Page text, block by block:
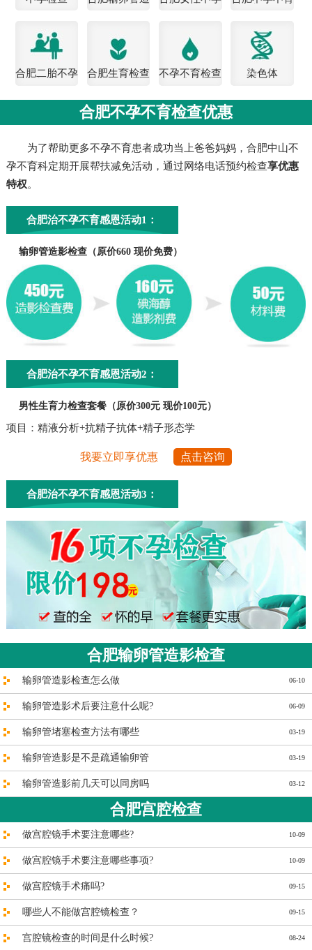
合肥二胎不孕
合肥生育检查
不孕不育检查
染色体
合肥不孕不育检查优惠
为了帮助更多不孕不育患者成功当上爸爸妈妈，合肥中山不
孕不育科定期开展帮扶减免活动，通过网络电话预约检查享优惠
特权。
合肥治不孕不育感恩活动1：
输卵管造影检查（原价660 现价免费）
合肥治不孕不育感恩活动2：
男性生育力检查套餐（原价300元 现价100元）
项目：精液分析+抗精子抗体+精子形态学
我要立即享优惠 点击咨询
合肥治不孕不育感恩活动3：
合肥输卵管造影检查
06-10
输卵管造影检查怎么做
06-09
输卵管造影术后要注意什么呢?
03-19
输卵管堵塞检查方法有哪些
03-19
输卵管造影是不是疏通输卵管
03-12
输卵管造影前几天可以同房吗
合肥宫腔检查
10-09
做宫腔镜手术要注意哪些?
10-09
做宫腔镜手术要注意哪些事项?
09-15
做宫腔镜手术痛吗?
09-15
哪些人不能做宫腔镜检查？
08-24
宫腔镜检查的时间是什么时候?